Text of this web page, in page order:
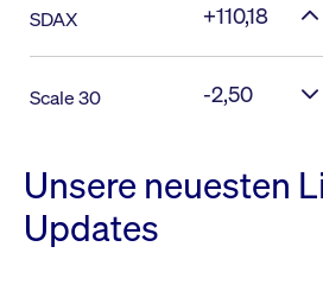
SDAX +110,18
Scale 30 -2,50
Unsere neuesten
Updates